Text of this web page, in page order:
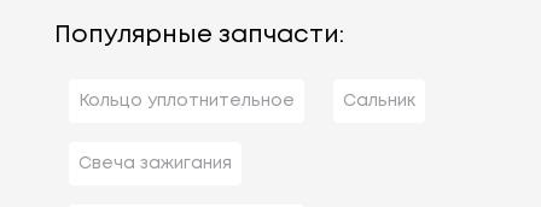
Популярные запчасти:
Кольцо уплотнительное Сальник
Свеча зажигания